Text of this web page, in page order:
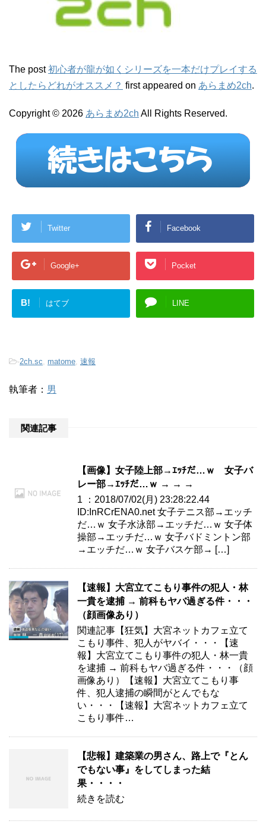
The post初心者が龍が如くシリーズを一本だけプレイする
としたらどれがオススメ？ first appeared on あらまめ2ch.
Copyright © 2026 あらまめ2ch All Rights Reserved.
Twitter Facebook
Google+ Pocket
B! はてブ LINE
-2ch.sc matome 速報
執筆者： 男
関連記事
【画像】女子陸上部→ｴｯﾁだ…ｗ 女子バ
レー部→ｴｯﾁだ…ｗ → → →
1 ：2018/07/02(月) 23:28:22.44
ID:InRCrENA0.net 女子テニス部→エッチ
だ…ｗ 女子水泳部→エッチだ…ｗ 女子体
操部→エッチだ…ｗ 女子バドミントン部
→エッチだ…ｗ 女子バスケ部→ […]
【速報】大宮立てこもり事件の犯人・林
一貴を逮捕 → 前科もヤバ過ぎる件・・・
（顔画像あり）
関連記事【狂気】大宮ネットカフェ立て
こもり事件、犯人がヤバイ・・・【速
報】大宮立てこもり事件の犯人・林一貴
を逮捕 → 前科もヤバ過ぎる件・・・（顔
画像あり）【速報】大宮立てこもり事
件、犯人逮捕の瞬間がとんでもな
い・・・【速報】大宮ネットカフェ立て
こもり事件…
【悲報】建築業の男さん、路上で『とん
でもない事』をしてしまった結
果・・・・
続きを読む